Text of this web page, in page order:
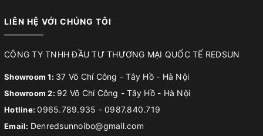
LIÊN HỆ VỚI CHÚNG TÔI
CÔNG TY TNHH ĐẦU TƯ THƯƠNG MẠI QUỐC TẾ REDSUN
Showroom 1: 37 Võ Chí Công - Tây Hồ - Hà Nội
Showroom 2: 92 Võ Chí Công - Tây Hồ - Hà Nội
Hotline:0965.789.935 - 0987.840.719
Email: Denredsunnoibo@gmail.com